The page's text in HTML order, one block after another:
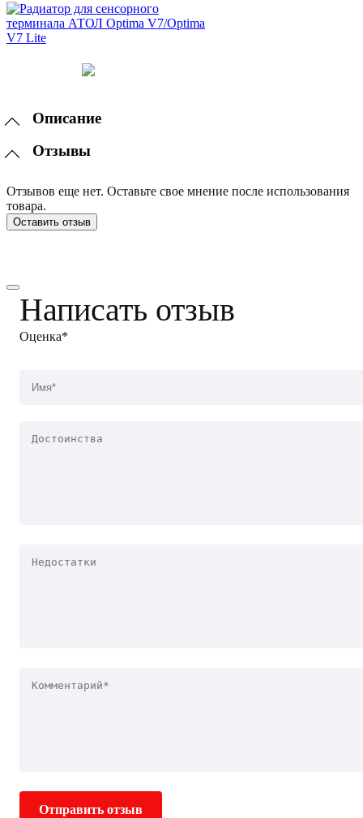
Описание
Отзывы
Отзывов еще нет. Оставьте свое мнение после использования
товара.
Оставить отзыв
Написать отзыв
Оценка*
Отправить отзыв